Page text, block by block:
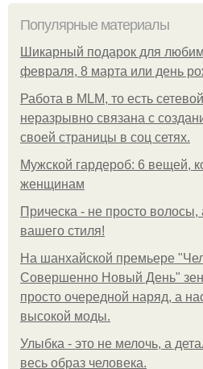
Популярные материалы
Шикарный подарок для
февраля, 8 марта или день
Работа в MLM, то есть
неразрывно связана с
своей страницы в соц сетях.
Мужской гардероб: 6 вещей,
женщинам
Прическа - не просто
вашего стиля!
На шанхайской премьере
Совершенно Новый День"
просто очередной наряд, а
высокой моды.
Улыбка - это не мелочь, а
весь образ человека.